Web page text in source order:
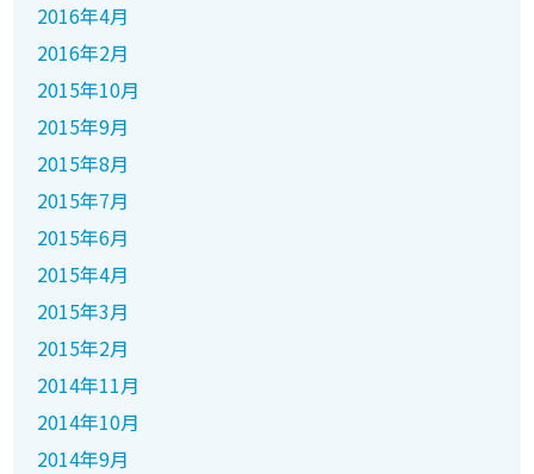
2016年4月
2016年2月
2015年10月
2015年9月
2015年8月
2015年7月
2015年6月
2015年4月
2015年3月
2015年2月
2014年11月
2014年10月
2014年9月